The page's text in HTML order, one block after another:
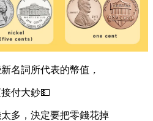
名詞所代表的幣值 ，
付大鈔💵
多，決定要把零錢花掉